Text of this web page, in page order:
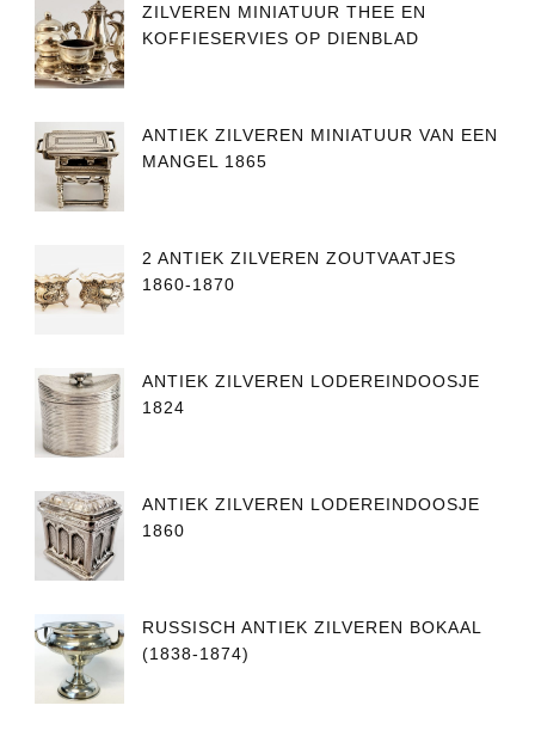
ZILVEREN MINIATUUR THEE EN
KOFFIESERVIES OP DIENBLAD
ANTIEK ZILVEREN MINIATUUR VAN EEN
MANGEL 1865
2 ANTIEK ZILVEREN ZOUTVAATJES
1860-1870
ANTIEK ZILVEREN LODEREINDOOSJE
1824
ANTIEK ZILVEREN LODEREINDOOSJE
1860
RUSSISCH ANTIEK ZILVEREN BOKAAL
(1838-1874)